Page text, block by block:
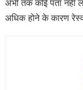
अभी तक कोई पता नहीं
अधिक होने के कारण